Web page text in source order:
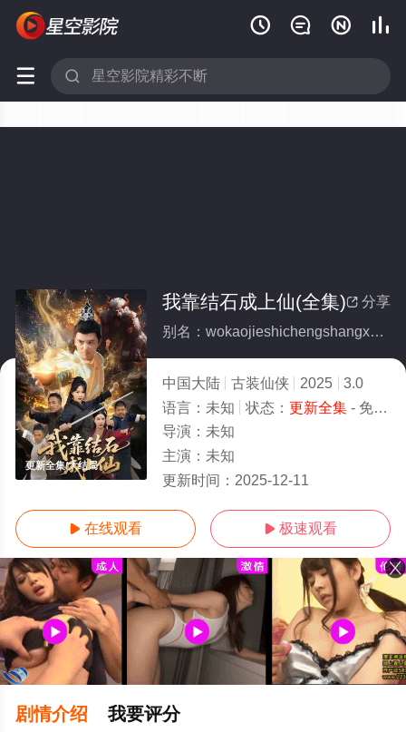
   
 
更新全集/大结局
 分享
我靠结石成上仙(全集)
别名：wokaojieshichengshangxian
中国大陆 古装仙侠 2025
3.0
语言： 未知 状态： 更新全集- 免费在线观看
导演： 未知
主演： 未知
更新时间： 2025-12-11
 在线观看  极速观看
剧情介绍 我要评分